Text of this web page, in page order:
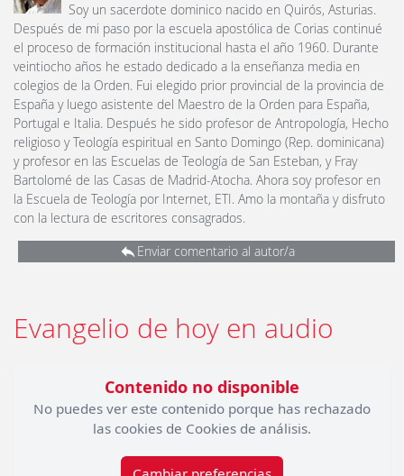
Soy un sacerdote dominico nacido en Quirós, Asturias.
Después de mi paso por la escuela apostólica de Corias continué
el proceso de formación institucional hasta el año 1960. Durante
veintiocho años he estado dedicado a la enseñanza media en
colegios de la Orden. Fui elegido prior provincial de la provincia de
España y luego asistente del Maestro de la Orden para España,
Portugal e Italia. Después he sido profesor de Antropología, Hecho
religioso y Teología espiritual en Santo Domingo (Rep. dominicana)
y profesor en las Escuelas de Teología de San Esteban, y Fray
Bartolomé de las Casas de Madrid-Atocha. Ahora soy profesor en
la Escuela de Teología por Internet, ETI. Amo la montaña y disfruto
con la lectura de escritores consagrados.
Enviar comentario al autor/a
Evangelio de hoy en audio
Contenido no disponible
No puedes ver este contenido porque has rechazado
las cookies de Cookies de análisis.